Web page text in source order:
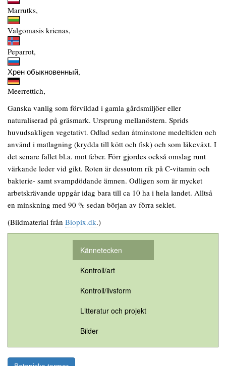
Marrutks,
Valgomasis krienas,
Peparrot,
Хрен обыкновенный,
Meerrettich,
Ganska vanlig som förvildad i gamla gårdsmiljöer eller
naturaliserad på gräsmark. Ursprung mellanöstern. Sprids
huvudsakligen vegetativt. Odlad sedan åtminstone medeltiden och
använd i matlagning (krydda till kött och fisk) och som läkeväxt. I
det senare fallet bl.a. mot feber. Förr gjordes också omslag runt
värkande leder vid gikt. Roten är dessutom rik på C-vitamin och
bakterie- samt svampdödande ämnen. Odligen som är mycket
arbetskrävande uppgår idag bara till ca 10 ha i hela landet. Alltså
en minskning med 90 % sedan början av förra seklet.
(Bildmaterial från Biopix.dk.)
Kännetecken
Kontroll/art
Kontroll/livsform
Litteratur och projekt
Bilder